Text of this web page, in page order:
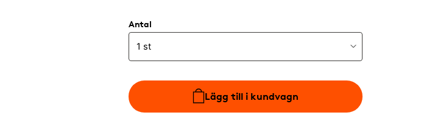
Antal
Lägg till i kundvagn